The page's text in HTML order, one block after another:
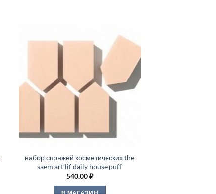
набор спонжей косметических the
saem art’lif daily house puff
540.00₽